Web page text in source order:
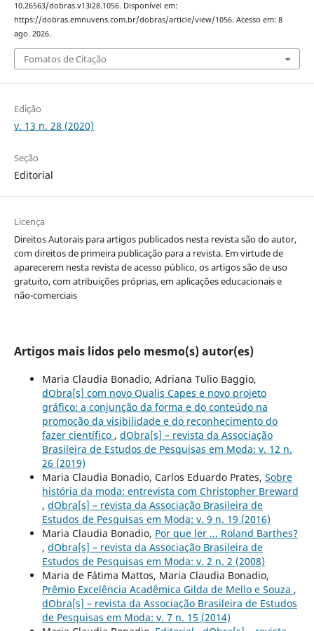
10.26563/dobras.v13i28.1056. Disponível em:
https://dobras.emnuvens.com.br/dobras/article/view/1056. Acesso em: 8
ago. 2026.
Fomatos de Citação
Edição
v. 13 n. 28 (2020)
Seção
Editorial
Licença
Direitos Autorais para artigos publicados nesta revista são do autor,
com direitos de primeira publicação para a revista. Em virtude de
aparecerem nesta revista de acesso público, os artigos são de uso
gratuito, com atribuições próprias, em aplicações educacionais e
não-comerciais
Artigos mais lidos pelo mesmo(s) autor(es)
Maria Claudia Bonadio, Adriana Tulio Baggio,
dObra[s] com novo Qualis Capes e novo projeto
gráfico: a conjunção da forma e do conteúdo na
promoção da visibilidade e do reconhecimento do
fazer científico , dObra[s] – revista da Associação
Brasileira de Estudos de Pesquisas em Moda: v. 12 n.
26 (2019)
Maria Claudia Bonadio, Carlos Eduardo Prates, Sobre
história da moda: entrevista com Christopher Breward
, dObra[s] – revista da Associação Brasileira de
Estudos de Pesquisas em Moda: v. 9 n. 19 (2016)
Maria Claudia Bonadio, Por que ler ... Roland Barthes?
, dObra[s] – revista da Associação Brasileira de
Estudos de Pesquisas em Moda: v. 2 n. 2 (2008)
Maria de Fátima Mattos, Maria Claudia Bonadio,
Prêmio Excelência Acadêmica Gilda de Mello e Souza ,
dObra[s] – revista da Associação Brasileira de Estudos
de Pesquisas em Moda: v. 7 n. 15 (2014)